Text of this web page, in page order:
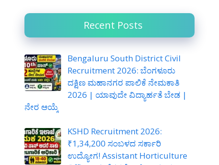
Recent Posts
Bengaluru South District Civil
Recruitment 2026: ಬೆಂಗಳೂರು
ದಕ್ಷಿಣ ಮಹಾನಗರ ಪಾಲಿಕೆ ನೇಮಕಾತಿ
2026 | ಯಾವುದೇ ವಿದ್ಯಾರ್ಹತೆ ಬೇಡ |
ನೇರ ಆಯ್ಕೆ
KSHD Recruitment 2026:
₹1,34,200 ಸಂಬಳದ ಸರ್ಕಾರಿ
ಉದ್ಯೋಗ! Assistant Horticulture